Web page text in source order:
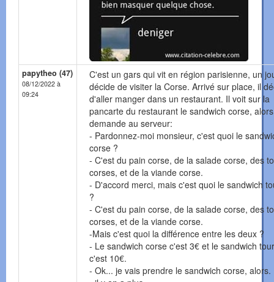
papytheo (47)
08/12/2022 à
09:24
C'est un gars qui vit en région parisienne, un
décide de visiter la Corse. Arrivé sur place, il
d'aller manger dans un restaurant. Il voit sur la
pancarte du restaurant le sandwich corse,
demande au serveur:
- Pardonnez-moi monsieur, c'est quoi le
corse ?
- C'est du pain corse, de la salade corse, des
corses, et de la viande corse.
- D'accord merci, mais c'est quoi le sandwich
?
- C'est du pain corse, de la salade corse, des
corses, et de la viande corse.
-Mais c'est quoi la différence entre les deux ?
- Le sandwich corse c'est 3€ et le sandwich
c'est 10€.
- Ok... je vais prendre le sandwich corse, alors.